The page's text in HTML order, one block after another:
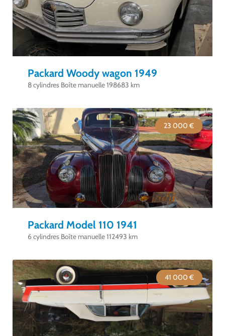
Packard Woody wagon 1949
8 cylindres Boîte manuelle 198683 km
23 000 €
Packard Model 110 1941
6 cylindres Boîte manuelle 112493 km
41 000 €